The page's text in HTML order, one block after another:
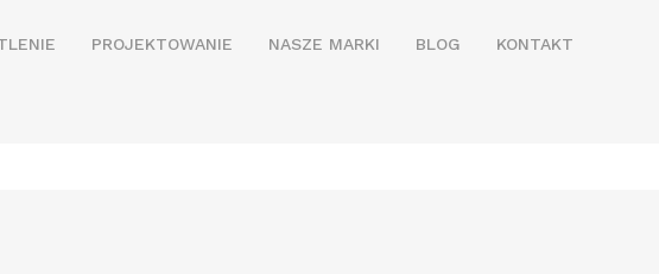
PROJEKTOWANIE NASZE MARKI BLOG KONTAKT